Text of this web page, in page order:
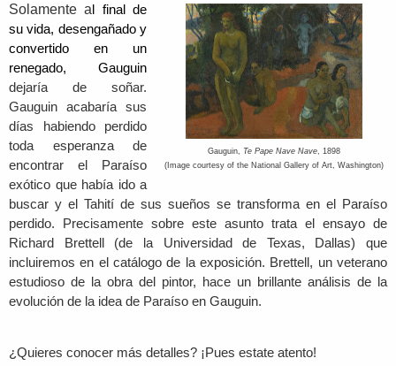
Gauguin, Te Pape Nave Nave, 1898
(Image courtesy of the National Gallery of Art, Washington)
Solamente a l final de
su vida, desengañado y
convertido en un
renegado, Gauguin
dejaría de soñar.
Gauguin acabaría sus
días habiendo perdido
toda esperanza de
encontrar el Paraíso
exótico que había ido a
buscar y el Tahití de sus sueños se transforma en el Paraíso
perdido. Precisamente sobre este asunto trata el ensayo de
Richard Brettell (de la Universidad de Texas, Dallas) que
incluiremos en el catálogo de la exposición. Brettell, un veterano
estudioso de la obra del pintor, hace un brillante análisis de la
evolución de la idea de Paraíso en Gauguin.
¿Quieres conocer más detalles? ¡Pues estate atento!